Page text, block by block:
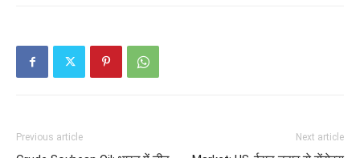
Previous article Next article